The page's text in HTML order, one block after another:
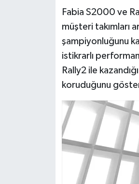
Fabia S2000 ve
müşteri takımları
şampiyonluğunu
istikrarlı
Rally2 ile
koruduğunu